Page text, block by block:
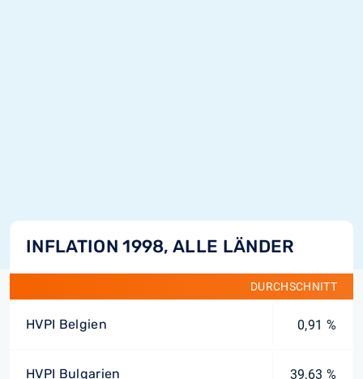
INFLATION 1998, ALLE LÄNDER
DURCHSCHNITT
HVPI Belgien 0,91 %
HVPI Bulgarien 39,63 %